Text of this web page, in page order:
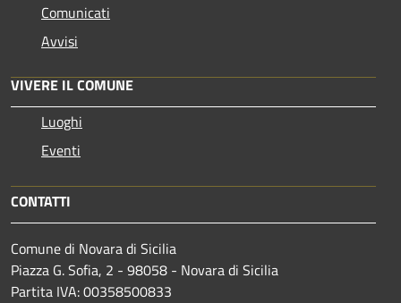
Comunicati
Avvisi
VIVERE IL COMUNE
Luoghi
Eventi
CONTATTI
Comune di Novara di Sicilia
Piazza G. Sofia, 2 - 98058 - Novara di Sicilia
Partita IVA: 00358500833